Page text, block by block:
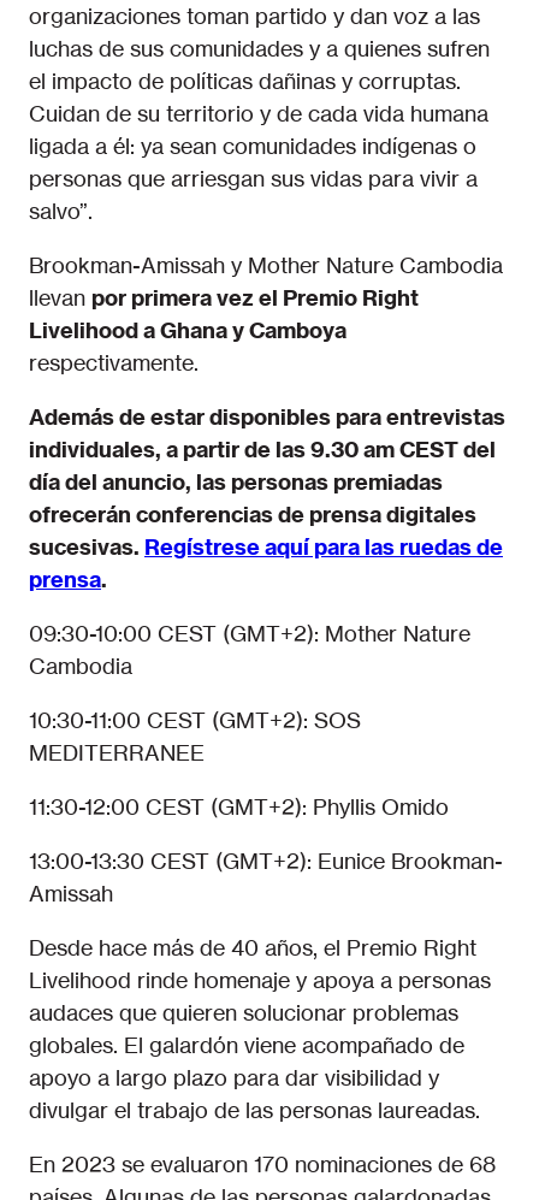
organizaciones toman partido y dan voz a las
luchas de sus comunidades y a quienes sufren
el impacto de políticas dañinas y corruptas.
Cuidan de su territorio y de cada vida humana
ligada a él: ya sean comunidades indígenas o
personas que arriesgan sus vidas para vivir a
salvo”.
Brookman-Amissah y Mother Nature Cambodia
llevan por primera vez el Premio Right
Livelihood a Ghana y Camboya
respectivamente.
Además de estar disponibles para entrevistas
individuales, a partir de las 9.30 am CEST del
día del anuncio, las personas premiadas
ofrecerán conferencias de prensa digitales
sucesivas. Regístrese aquí para las ruedas de
prensa.
09:30-10:00 CEST (GMT+2): Mother Nature
Cambodia
10:30-11:00 CEST (GMT+2): SOS
MEDITERRANEE
11:30-12:00 CEST (GMT+2): Phyllis Omido
13:00-13:30 CEST (GMT+2): Eunice Brookman-
Amissah
Desde hace más de 40 años, el Premio Right
Livelihood rinde homenaje y apoya a personas
audaces que quieren solucionar problemas
globales. El galardón viene acompañado de
apoyo a largo plazo para dar visibilidad y
divulgar el trabajo de las personas laureadas.
En 2023 se evaluaron 170 nominaciones de 68